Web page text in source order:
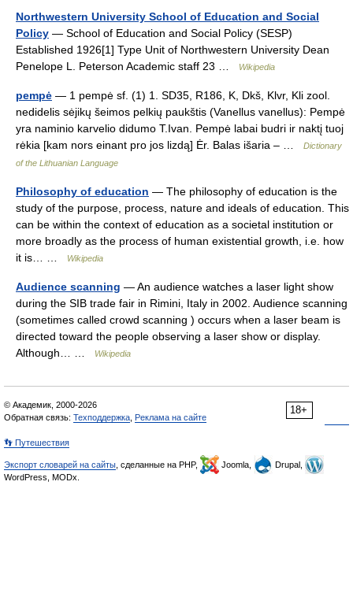
Northwestern University School of Education and Social
Policy — School of Education and Social Policy (SESP)
Established 1926[1] Type Unit of Northwestern University Dean
Penelope L. Peterson Academic staff 23 …
Wikipedia
pempė — 1 pempė sf. (1) 1. SD35, R186, K, Dkš, Klvr, Kli zool.
nedidelis sėjikų šeimos pelkių paukštis (Vanellus vanellus): Pempė
yra naminio karvelio didumo T.Ivan. Pempė labai budri ir naktį tuoj
rėkia [kam nors einant pro jos lizdą] Ėr. Balas išaria – …
Dictionary
of the Lithuanian Language
Philosophy of education — The philosophy of education is the
study of the purpose, process, nature and ideals of education. This
can be within the context of education as a societal institution or
more broadly as the process of human existential growth, i.e. how
it is… …
Wikipedia
Audience scanning — An audience watches a laser light show
during the SIB trade fair in Rimini, Italy in 2002. Audience scanning
(sometimes called crowd scanning ) occurs when a laser beam is
directed toward the people observing a laser show or display.
Although… …
Wikipedia
18+
© Академик, 2000-2026
Обратная связь: Техподдержка Реклама на сайте
👣 Путешествия
Экспорт словарей на сайты , сделанные на PHP, Joomla,
Drupal,
WordPress, MODx.